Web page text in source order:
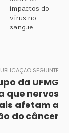
SEGUINTE
da UFMG
que nervos
afetam a
do câncer